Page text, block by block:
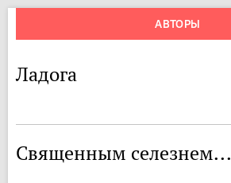
АВТОРЫ
Ладога
Священным селезнем...